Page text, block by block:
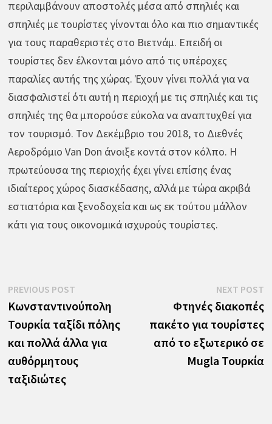
περιλαμβάνουν αποστολές μέσα από σπηλιές και
σπηλιές με τουρίστες γίνονται όλο και πιο σημαντικές
για τους παραθεριστές στο Βιετνάμ. Επειδή οι
τουρίστες δεν έλκονται μόνο από τις υπέροχες
παραλίες αυτής της χώρας. Έχουν γίνει πολλά για να
διασφαλιστεί ότι αυτή η περιοχή με τις σπηλιές και τις
σπηλιές της θα μπορούσε εύκολα να αναπτυχθεί για
τον τουρισμό. Τον Δεκέμβριο του 2018, το Διεθνές
Αεροδρόμιο Van Don άνοιξε κοντά στον κόλπο. Η
πρωτεύουσα της περιοχής έχει γίνει επίσης ένας
ιδιαίτερος χώρος διασκέδασης, αλλά με τώρα ακριβά
εστιατόρια και ξενοδοχεία και ως εκ τούτου μάλλον
κάτι για τους οικονομικά ισχυρούς τουρίστες.
Πλοήγηση
άρθρων
PREVIOUS POSTPrevious
post:
Κωνσταντινούπολη
Τουρκία ταξίδι πόλης
και πολλά άλλα για
αυθόρμητους
ταξιδιώτες
NEXT POST
Φτηνές διακοπές
πακέτο για τουρίστες
από το εξωτερικό σε
Mugla Τουρκία